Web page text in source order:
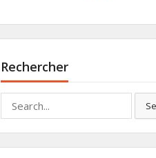
Rechercher
for: